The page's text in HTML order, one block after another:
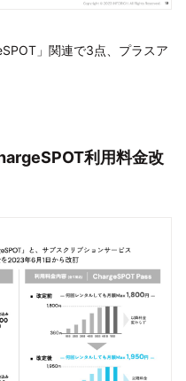
」関連で3点、プラスア
利用料金改